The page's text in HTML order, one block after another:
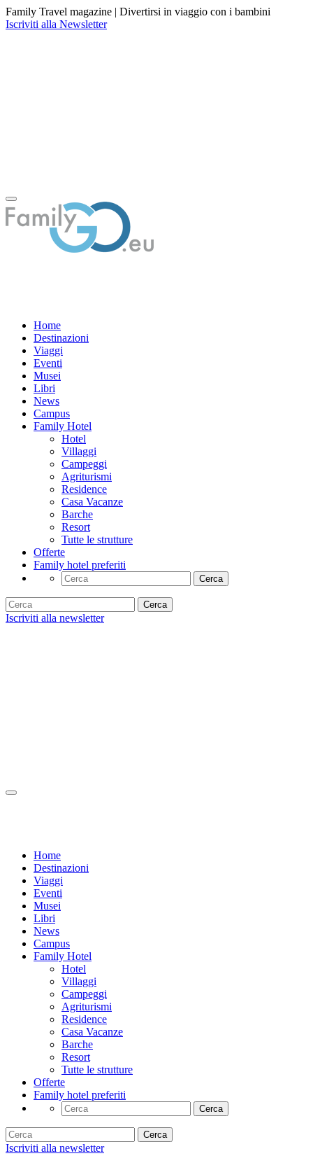
Family Travel magazine | Divertirsi in viaggio con i bambini
Iscriviti alla Newsletter
Home
Destinazioni
Viaggi
Eventi
Musei
Libri
News
Campus
Family Hotel
Hotel
Villaggi
Campeggi
Agriturismi
Residence
Casa Vacanze
Barche
Resort
Tutte le strutture
Offerte
Family hotel preferiti
Cerca
Cerca
Iscriviti alla newsletter
Home
Destinazioni
Viaggi
Eventi
Musei
Libri
News
Campus
Family Hotel
Hotel
Villaggi
Campeggi
Agriturismi
Residence
Casa Vacanze
Barche
Resort
Tutte le strutture
Offerte
Family hotel preferiti
Cerca
Cerca
Iscriviti alla newsletter